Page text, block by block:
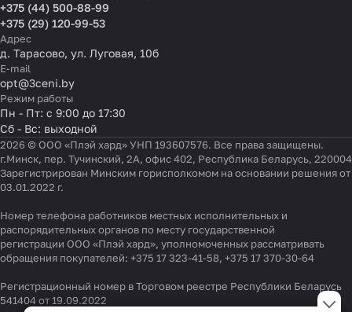
+375 (44) 500-88-99
+375 (29) 120-99-53
Адрес
д. Тарасово, ул. Луговая, 10б
E-mail
opt@3ceni.by
Режим работы
Пн - Пт: с 9:00 до 17:30
Сб - Вс: выходной
2026 © ООО «Плэй хард» УНП 193607576. Все права защищены.
г.Минск, пер. Тучинский, 2А, офис 402, Республика Беларусь, 220004
Зарегистрирован Минским горисполкомом на основании решения от
03.01.2022 г.
Номер телефона работников местных исполнительных и
распорядительных органов по месту государственной
регистрации ООО «Плэй хард», уполномоченных рассматривать
обращения покупателей: +375 17 323-41-58, +375 17 370-30-64
Регистрационный номер в Торговом реестре Республики Беларусь
541404 от 19.09.2022
Настройки файлов cookie